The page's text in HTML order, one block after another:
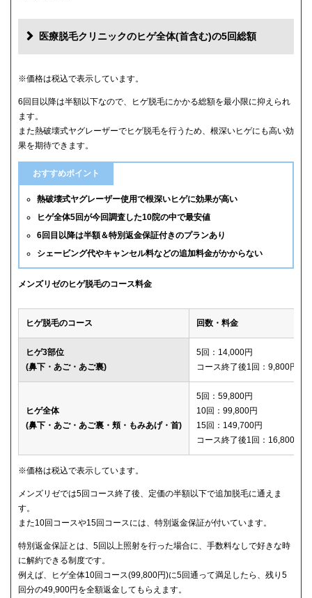
医療脱毛クリニックのヒゲ全体(首含む)の5回総額
クリニック
メンズリゼ 59,800円
メンズルシアクリニック 61,600円(平日5回)
65,880円(6回)
渋谷美容外科クリニック 74,800円(首あご裏除く)
ゴリラクリニック 76,800円(平日6回)
メンズエミナル 78,000円
ダビデクリニック
ウィルビークリニックブラック 88,000円
レジーナクリニックオム 132,000円
メディカルエピレーションクリニック 150,600円
※価格は税込で表示しています。
6回目以降は半額以下なので、ヒゲ脱毛にかかる総額を最小限に抑えられ
ます。
また熱破壊式ヤグレーザーでヒゲ脱毛を行うため、根深いヒゲにも高い効
果を期待できます。
おすすめポイント
熱破壊式ヤグレーザー使用で根深いヒゲに効果が高い
ヒゲ全体5回が今回調査した10院の中で最安値
6回目以降は半額＆特別返金保証付きのプランあり
シェービング代やキャンセル料などの追加料金がかからない
メンズリゼのヒゲ脱毛のコース料金
ヒゲ脱毛のコース 回数・料金
ヒゲ3部位
(鼻下・あご・あご裏)
5回：14,000円
コース終了後1回：9,800円
ヒゲ全体
(鼻下・あご・あご裏・頬・もみあげ・首)
5回：59,800円
10回：99,800円
15回：149,700円
コース終了後1回：16,800円
※価格は税込で表示しています。
メンズリゼでは5回コース終了後、定価の半額以下で追加脱毛に通えま
す。
また10回コースや15回コースには、特別返金保証が付いています。
特別返金保証とは、5回以上照射を行った場合に、手数料なしで好きな時
に解約できる制度です。
例えば、ヒゲ全体10回コース(99,800円)に5回通って満足したら、残り5
回分の49,900円を全額返金してもらえます。